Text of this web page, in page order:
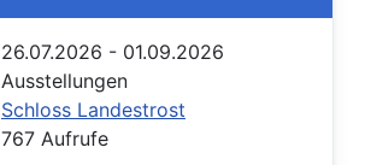
26.07.2026 - 01.09.2026
Ausstellungen
Schloss Landestrost
767 Aufrufe